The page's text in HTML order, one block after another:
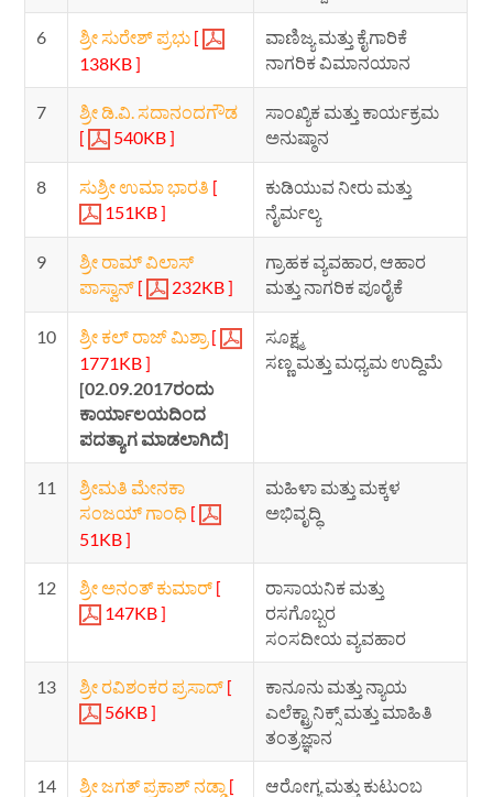
6 ಶ್ರೀ ಸುರೇಶ್ ಪ್ರಭು [
138KB ]
ವಾಣಿಜ್ಯ ಮತ್ತು ಕೈಗಾರಿಕೆ
ನಾಗರಿಕ ವಿಮಾನಯಾನ
7
ಶ್ರೀ ಡಿ.ವಿ. ಸದಾನಂದಗೌಡ
[
540KB ]
ಸಾಂಖ್ಯಿಕ ಮತ್ತು ಕಾರ್ಯಕ್ರಮ
ಅನುಷ್ಠಾನ
8 ಸುಶ್ರೀ ಉಮಾ ಭಾರತಿ [
151KB ]
ಕುಡಿಯುವ ನೀರು ಮತ್ತು
ನೈರ್ಮಲ್ಯ
9
ಶ್ರೀ ರಾಮ್ ವಿಲಾಸ್
ಪಾಸ್ವಾನ್ [ 232KB ]
ಗ್ರಾಹಕ ವ್ಯವಹಾರ, ಆಹಾರ
ಮತ್ತು ನಾಗರಿಕ ಪೂರೈಕೆ
10 ಶ್ರೀ ಕಲ್ ರಾಜ್ ಮಿಶ್ರಾ [
1771KB ]
[02.09.2017ರಂದು
ಕಾರ್ಯಾಲಯದಿಂದ
ಪದತ್ಯಾಗ ಮಾಡಲಾಗಿದೆ]
ಸೂಕ್ಷ್ಮ
ಸಣ್ಣ ಮತ್ತು ಮಧ್ಯಮ ಉದ್ದಿಮೆ
11
ಶ್ರೀಮತಿ ಮೇನಕಾ
ಸಂಜಯ್ ಗಾಂಧಿ [
51KB ]
ಮಹಿಳಾ ಮತ್ತು ಮಕ್ಕಳ
ಅಭಿವೃದ್ಧಿ
12 ಶ್ರೀ ಅನಂತ್ ಕುಮಾರ್ [
147KB ]
ರಾಸಾಯನಿಕ ಮತ್ತು
ರಸಗೊಬ್ಬರ
ಸಂಸದೀಯ ವ್ಯವಹಾರ
13 ಶ್ರೀ ರವಿಶಂಕರ ಪ್ರಸಾದ್ [
56KB ]
ಕಾನೂನು ಮತ್ತು ನ್ಯಾಯ
ಎಲೆಕ್ಟ್ರಾನಿಕ್ಸ್ ಮತ್ತು ಮಾಹಿತಿ
ತಂತ್ರಜ್ಞಾನ
14 ಶ್ರೀ ಜಗತ್ ಪ್ರಕಾಶ್ ನಡ್ಡಾ [
ಆರೋಗ್ಯ ಮತ್ತು ಕುಟುಂಬ